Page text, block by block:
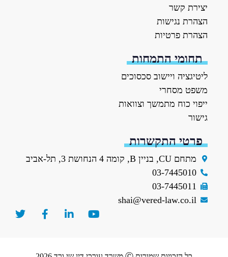
יצירת קשר
הצהרת נגישות
הצהרת פרטיות
תחומי התמחות
ליטיגציה ויישוב סכסוכים
משפט מסחרי
ייפוי כוח מתמשך וצוואות
גישור
פרטי התקשרות
מתחם CU, בניין B, קומה 4 הנחושת 3, תל-אביב
03-7445010
03-7445011
shai@vered-law.co.il